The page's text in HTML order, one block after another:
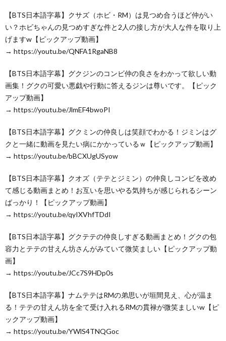
【BTS日本語字幕】クサズ（ホビ・RM）は見つめ合うほど仲がい
い？ホビちゃんの見つめすぎな件と2人の接し方が大人な件を取り上
げますw【ピックアップ動画】
→ https://youtu.be/QNFA1RgaNB8
【BTS日本語字幕】グクジンのコンビ仲の良さをわかって欲しい動
画集！グクの可愛い悪戯や行動に答えるジンは尊いです。【ピック
アップ動画】
→ https://youtu.be/JlmEF4bwoPI
【BTS日本語字幕】グクミンの仲良しは笑顔でわかる！ジミンはグ
クと一緒に動画を見たい病にかかっているｗ【ピックアップ動画】
→ https://youtu.be/bBCXUgUSyow
【BTS日本語字幕】クオズ（テテとジミン）の仲良しコンビを改め
て感じる動画まとめ！お互いを思いやる気持ちが感じられるシーン
ばっかり！【ピックアップ動画】
→ https://youtu.be/qyIXVhfTDdI
【BTS日本語字幕】グクテテの仲良しすぎる動画まとめ！グクの包
容力とテテの甘えん坊さんがみていて微笑ましい【ピックアップ動
画】
→ https://youtu.be/JCc7S9HDp0s
【BTS日本語字幕】ナムテテはRMの弟思いが垣間見え、心が温ま
る！テテの甘えん坊を全て受け入れるRMの貫禄が微笑ましいw【ピ
ックアップ動画】
→ https://youtu.be/YWlS4TNQGoc